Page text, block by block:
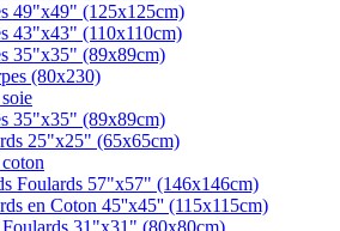
49"x49" (125x125cm)
43"x43" (110x110cm)
35"x35" (89x89cm)
(80х230)
35"x35" (89x89cm)
25"x25" (65x65cm)
Foulards 57"x57" (146x146cm)
en Coton 45''x45'' (115x115cm)